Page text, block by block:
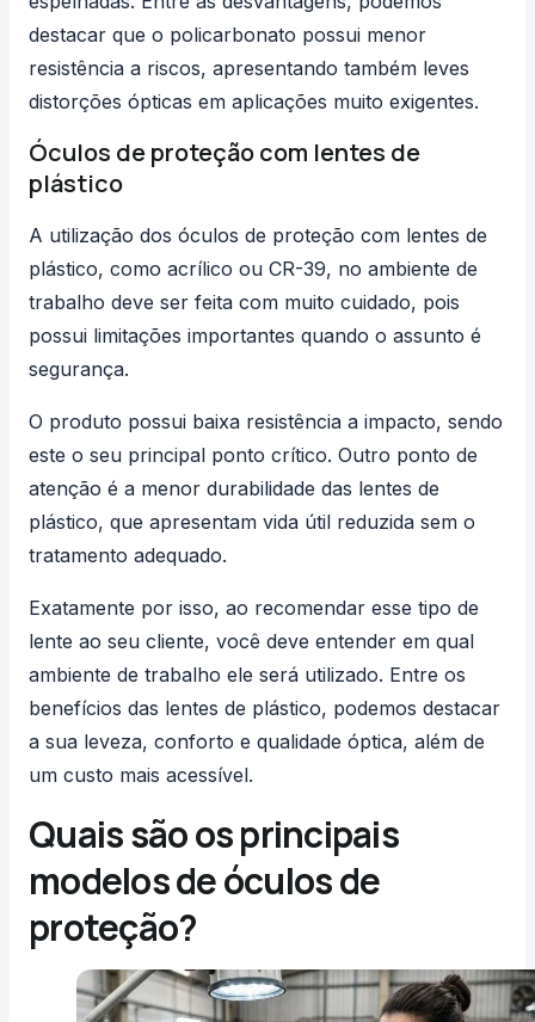
destacar que o policarbonato possui menor
resistência a riscos, apresentando também leves
distorções ópticas em aplicações muito exigentes.
Óculos de proteção com lentes de
plástico
A utilização dos óculos de proteção com lentes de
plástico, como acrílico ou CR-39, no ambiente de
trabalho deve ser feita com muito cuidado, pois
possui limitações importantes quando o assunto é
segurança.
O produto possui baixa resistência a impacto, sendo
este o seu principal ponto crítico. Outro ponto de
atenção é a menor durabilidade das lentes de
plástico, que apresentam vida útil reduzida sem o
tratamento adequado.
Exatamente por isso, ao recomendar esse tipo de
lente ao seu cliente, você deve entender em qual
ambiente de trabalho ele será utilizado. Entre os
benefícios das lentes de plástico, podemos destacar
a sua leveza, conforto e qualidade óptica, além de
um custo mais acessível.
Quais são os principais
modelos de óculos de
proteção?